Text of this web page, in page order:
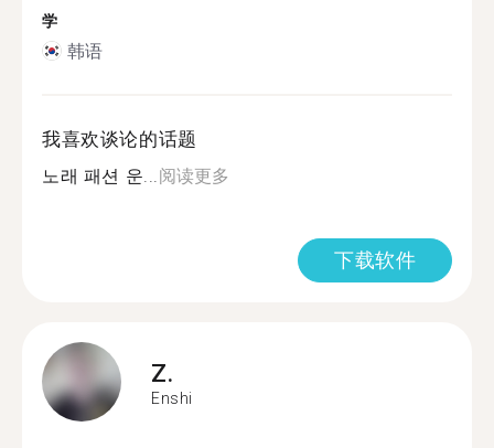
学
韩语
我喜欢谈论的话题
노래 패션 운... 阅读更多
下载软件
Z.
Enshi